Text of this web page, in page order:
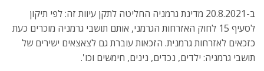
ב-20.8.2021 מדינת גרמניה החליטה לתקן עיוות זה: לפי תיקון
לסעיף 15 לחוק האזרחות הגרמני, אותם תושבי גרמניה מוכרים כעת
כזכאים לאזרחות גרמנית. הזכאות עוברת גם לצאצאים ישירים של
תושבי גרמניה: ילדים, נכדים, נינים, חימשים וכו'.